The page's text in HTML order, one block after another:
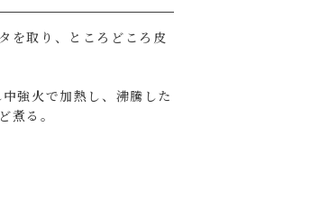
を取り、ところどころ皮
強火で加熱し、沸騰した
煮る。